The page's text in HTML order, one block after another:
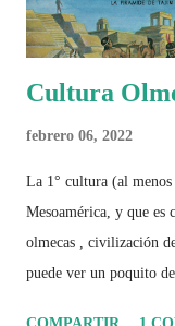
Cultura
febrero 06, 2022
La 1° cultura (al menos
Mesoamérica, y que es
olmecas , civilización
puede ver un poquito